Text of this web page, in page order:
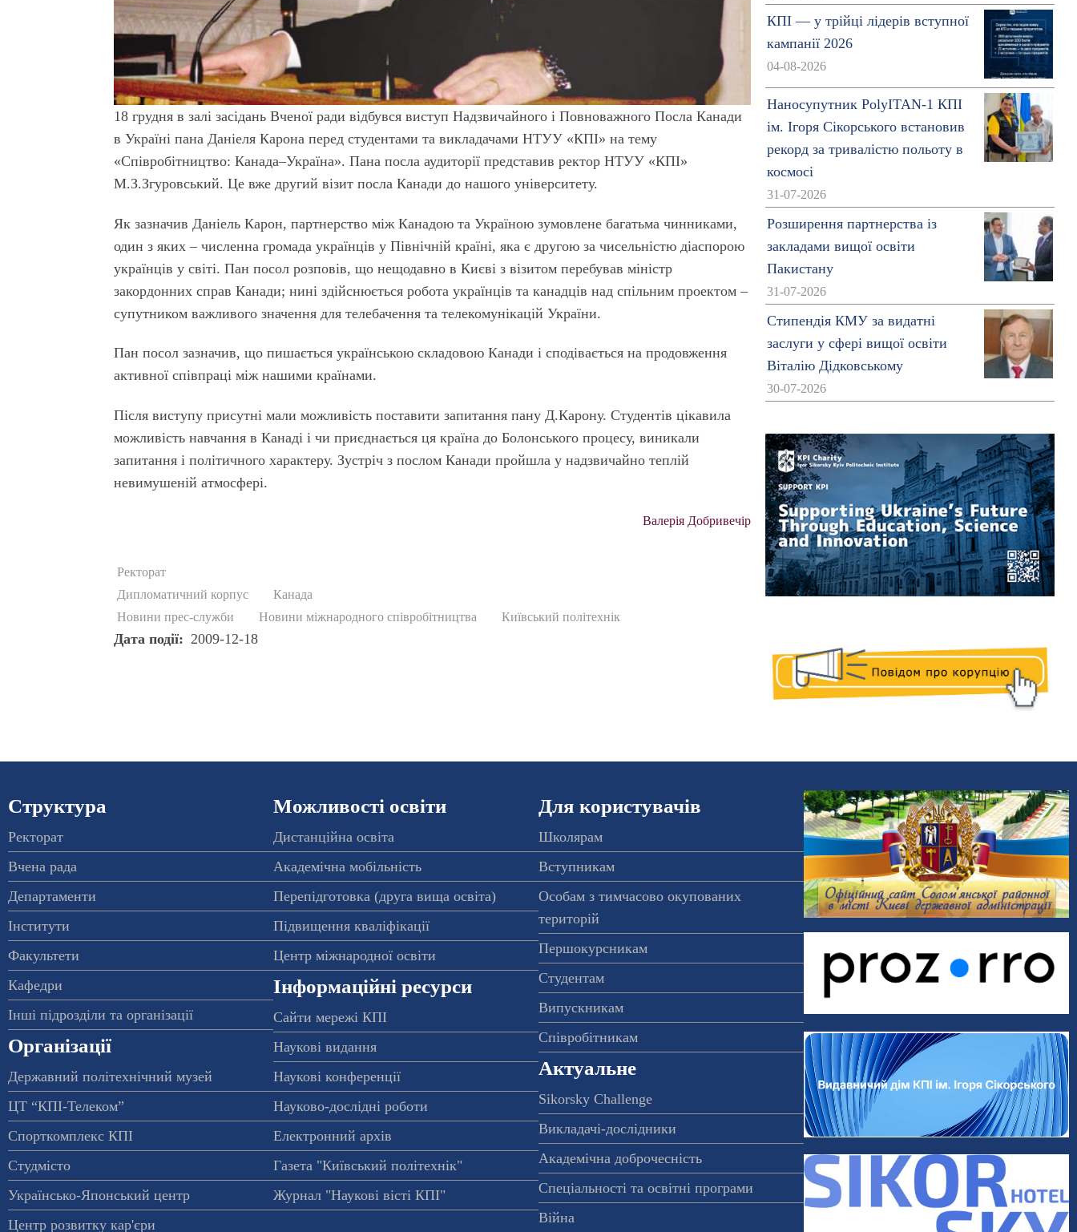
18 грудня в залі засідань Вченої ради відбувся виступ Надзвичайного і Повноважного Посла Канади
в Україні пана Даніеля Карона перед студентами та викладачами НТУУ «КПІ» на тему
«Співробітництво: Канада–Україна». Пана посла аудиторії представив ректор НТУУ «КПІ»
М.З.Згуровський. Це вже другий візит посла Канади до нашого університету.
Як зазначив Даніель Карон, партнерство між Канадою та Україною зумовлене багатьма чинниками,
один з яких – численна громада українців у Північній країні, яка є другою за чисельністю діаспорою
українців у світі. Пан посол розповів, що нещодавно в Києві з візитом перебував міністр
закордонних справ Канади; нині здійснюється робота українців та канадців над спільним проектом –
супутником важливого значення для телебачення та телекомунікацій України.
Пан посол зазначив, що пишається українською складовою Канади і сподівається на продовження
активної співпраці між нашими країнами.
Після виступу присутні мали можливість поставити запитання пану Д.Карону. Студентів цікавила
можливість навчання в Канаді і чи приєднається ця країна до Болонського процесу, виникали
запитання і політичного характеру. Зустріч з послом Канади пройшла у надзвичайно теплій
невимушеній атмосфері.
Валерія Добривечір
Ректорат
Дипломатичний корпус
Канада
Новини прес-служби
Новини міжнародного співробітництва Київський політехнік
Дата події 2009-12-18
КПІ — у трійці лідерів вступної
кампанії 2026
04-08-2026
Наносупутник PolyITAN-1 КПІ
ім. Ігоря Сікорського встановив
рекорд за тривалістю польоту в
космосі
31-07-2026
Розширення партнерства із
закладами вищої освіти
Пакистану
31-07-2026
Стипендія КМУ за видатні
заслуги у сфері вищої освіти
Віталію Дідковському
30-07-2026
Структура
Ректорат
Вчена рада
Департаменти
Інститути
Факультети
Кафедри
Інші підрозділи та організації
Організації
Державний політехнічний музей
ЦТ “КПІ-Телеком”
Спорткомплекс КПІ
Студмісто
Українсько-Японський центр
Центр розвитку кар'єри
Можливості освіти
Дистанційна освіта
Академічна мобільність
Перепідготовка (друга вища освіта)
Підвищення кваліфікації
Центр міжнародної освіти
Інформаційні ресурси
Сайти мережі КПІ
Наукові видання
Наукові конференції
Науково-дослідні роботи
Електронний архів
Газета "Київський політехнік"
Журнал "Наукові вісті КПІ"
Для користувачів
Школярам
Вступникам
Особам з тимчасово окупованих
територій
Першокурсникам
Студентам
Випускникам
Співробітникам
Актуальне
Sikorsky Challenge
Викладачі-дослідники
Академічна доброчесність
Спеціальності та освітні програми
Війна